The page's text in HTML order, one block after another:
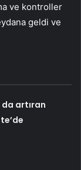
ve kontroller
geldi ve
da artıran